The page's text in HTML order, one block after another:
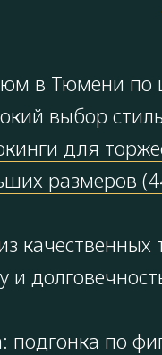
в Тюмени по
выбор
для
размеров
качественных
и
по